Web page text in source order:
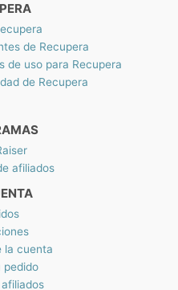
de Recupera
de uso para Recupera
de Recupera
afiliados
la cuenta
pedido